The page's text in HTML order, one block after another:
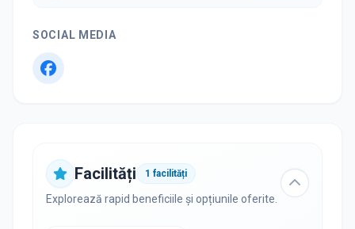
SOCIAL MEDIA
Facilități 1 facilități
Explorează rapid beneficiile și opțiunile oferite.